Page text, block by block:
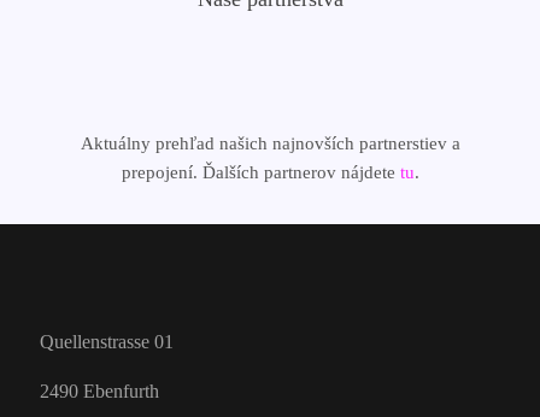
Aktuálny prehľad našich najnovších partnerstiev a
prepojení. Ďalších partnerov nájdete tu.
Quellenstrasse 01
2490 Ebenfurth